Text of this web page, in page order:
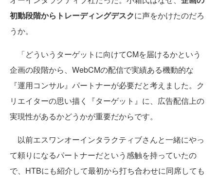
初動段階からトレーディングデスクに声をかけたのだろ
うか。
「どういうターゲットに向けてCMを届けるかという
企画の段階から、WebCMの配信で実績ある機動的な
『運用コンサル』パートナーが必要だと考えました。ク
リエイターの思い描く『ターゲット』に、広告配信上の
実現性があるかどうかが重要だからです。
以前エスワンオーインタラクティブさんと一緒にやっ
て頼りになるパートナーだという感触を持っていたの
で、HTBにも紹介して最初から打ち合わせに同席しても